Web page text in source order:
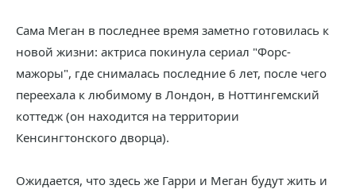
Сама Меган в последнее время заметно готовилась к
новой жизни: актриса покинула сериал "Форс-
мажоры", где снималась последние 6 лет, после чего
переехала к любимому в Лондон, в Ноттингемский
коттедж (он находится на территории
Кенсингтонского дворца).
Ожидается, что здесь же Гарри и Меган будут жить и